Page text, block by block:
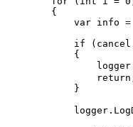
        {
var info =
if
            {
            }